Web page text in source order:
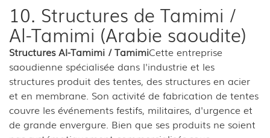
10. Structures de Tamimi /
Al-Tamimi (Arabie saoudite)
Structures Al-Tamimi / TamimiCette entreprise
saoudienne spécialisée dans l'industrie et les
structures produit des tentes, des structures en acier
et en membrane. Son activité de fabrication de tentes
couvre les événements festifs, militaires, d'urgence et
de grande envergure. Bien que ses produits ne soient